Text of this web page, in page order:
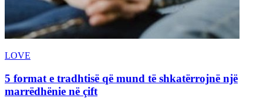
LOVE
5 format e tradhtisë që mund të shkatërrojnë një
marrëdhënie në çift